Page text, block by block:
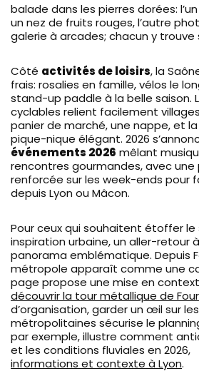
balade dans les pierres dorées:
un nez de fruits rouges, l’autre
galerie à arcades; chacun y trouve
Côté activités de loisirs, la
frais: rosalies en famille, vélos le
stand-up paddle à la belle saison.
cyclables relient facilement
panier de marché, une nappe, et
pique-nique élégant. 2026
événements 2026 mêlant
rencontres gourmandes, avec
renforcée sur les week-ends pour
depuis Lyon ou Mâcon.
Pour ceux qui souhaitent étoffer le
inspiration urbaine, un aller-retour
panorama emblématique. Depuis
métropole apparaît comme une
page propose une mise en
découvrir la tour métallique de
d’organisation, garder un œil sur
métropolitaines sécurise le
par exemple, illustre comment
et les conditions fluviales en 2026,
informations et contexte à Lyon.